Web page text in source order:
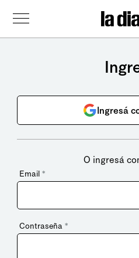
Ingresá
O ingresá
Email *
Contraseña *